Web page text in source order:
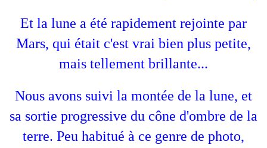
Et la lune a été rapidement rejointe par
Mars, qui était c'est vrai bien plus petite,
mais tellement brillante...
Nous avons suivi la montée de la lune, et
sa sortie progressive du cône d'ombre de la
terre. Peu habitué à ce genre de photo,